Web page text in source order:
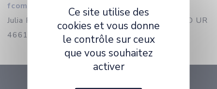
fcomte.fr
Julia Peslier (Pôle Arts et Littérature - ELLIADD UR
4661) :
julia.peslier@univ-fcomte.fr
Ce site utilise des
cookies et vous donne
le contrôle sur ceux
que vous souhaitez
activer